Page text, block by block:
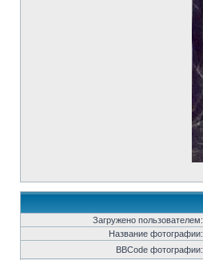
Загружено пользователем:
Название фотографии:
BBCode фотографии: